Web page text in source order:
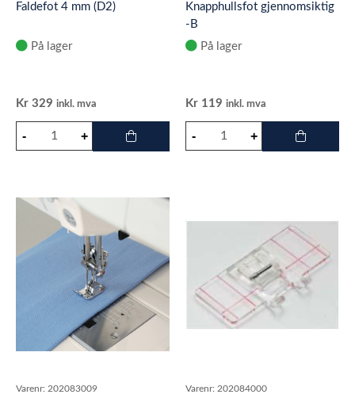
Faldefot 4 mm (D2)
På lager
Kr 329 inkl. mva
Knapphullsfot gjennomsiktig
-B
På lager
Kr 119 inkl. mva
Varenr: 202083009 Varenr: 202084000